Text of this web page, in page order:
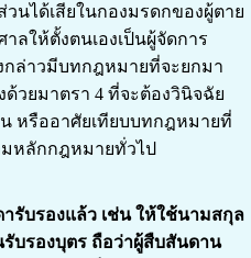
นได้เสียในกองมรดกของผู้ตาย
ให้ตั้งตนเองเป็นผู้จัดการ
ล่าวมีบทกฎหมายที่จะยกมา
วยมาตรา 4 ที่จะต้องวินิจฉัย
หรืออาศัยเทียบบทกฎหมายที่
มหลักกฎหมายทั่วไป
รับรองแล้ว เช่น ให้ใช้นามสกุล
รับรองบุตร ถือว่าผู้สืบสันดาน